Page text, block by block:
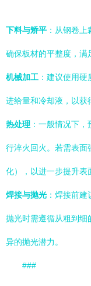
下料与矫平 ：从钢卷
确保板材的平整度，满
机械加工 ：建议使用
进给量和冷却液，以获
热处理 ：一般情况下
行淬火回火。若需表面
化），以进一步提升表
焊接与抛光 ：焊接前
抛光时需遵循从粗到细
异的抛光潜力。
###